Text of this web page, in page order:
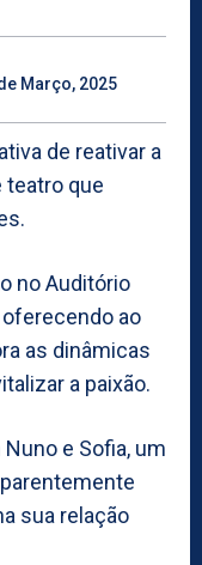
Março, 2025
de reativar a
teatro que
no Auditório
ao
as dinâmicas
a paixão.
e Sofia, um
sua relação